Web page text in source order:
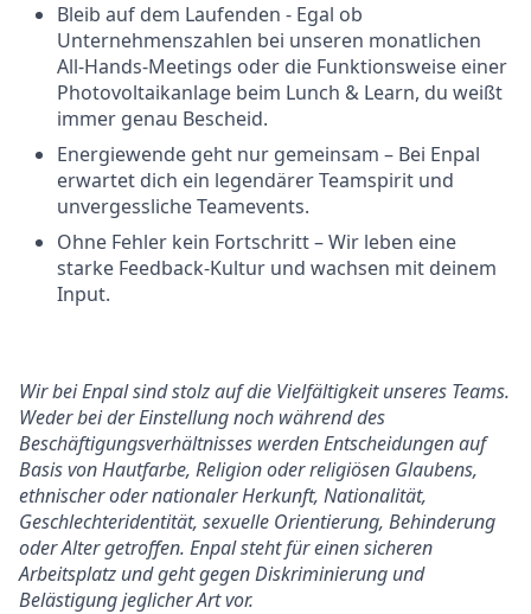
Bleib auf dem Laufenden - Egal ob
Unternehmenszahlen bei unseren monatlichen
All-Hands-Meetings oder die Funktionsweise einer
Photovoltaikanlage beim Lunch & Learn, du weißt
immer genau Bescheid.
Energiewende geht nur gemeinsam – Bei Enpal
erwartet dich ein legendärer Teamspirit und
unvergessliche Teamevents.
Ohne Fehler kein Fortschritt – Wir leben eine
starke Feedback-Kultur und wachsen mit deinem
Input.
Wir bei Enpal sind stolz auf die Vielfältigkeit unseres Teams.
Weder bei der Einstellung noch während des
Beschäftigungsverhältnisses werden Entscheidungen auf
Basis von Hautfarbe, Religion oder religiösen Glaubens,
ethnischer oder nationaler Herkunft, Nationalität,
Geschlechteridentität, sexuelle Orientierung, Behinderung
oder Alter getroffen. Enpal steht für einen sicheren
Arbeitsplatz und geht gegen Diskriminierung und
Belästigung jeglicher Art vor.